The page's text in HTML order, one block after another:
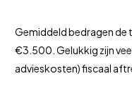
Gemiddeld bedragen
€3.500. Gelukkig zijn
advieskosten) fiscaal